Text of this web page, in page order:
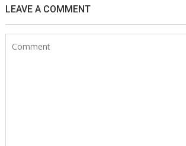
LEAVE A COMMENT